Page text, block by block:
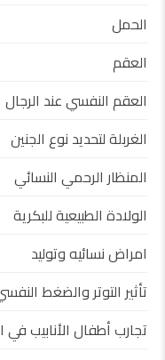
الحمل
العقم
العقم النفسي عند الرجال
الغربلة لتحديد نوع الجنين
المنظار الرحمي النسائي
الولادة الطبيعية للبكرية
امراض نسائيه وتوليد
تأثير التوتر والضغط
تجارب أطفال الأنابيب في